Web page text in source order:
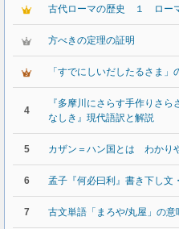
古代ローマの歴史 １ ロー
方べきの定理の証明
「すでにしいだしたるさま」
4
『多摩川にさらす手作りさ
なしき』現代語訳と解説
5 カザン＝ハン国とは わかり
6 孟子『何必曰利』書き下し文
7 古文単語「まろや/丸屋」の意